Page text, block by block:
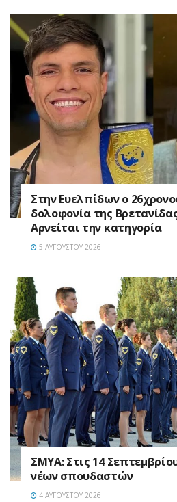
Στην Ευελπίδων ο
δολοφονία της
Αρνείται την κατηγορία
5 ΑΥΓΟΎΣΤΟΥ 2026
ΣΜΥΑ: Στις 14
νέων σπουδαστών
4 ΑΥΓΟΎΣΤΟΥ 2026